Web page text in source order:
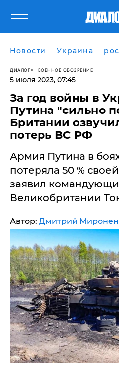
Новости Украина
ДИАЛОГ ВОЕННОЕ ОБОЗРЕНИЕ
5 июля 2023, 07:45
​За год войны в
Путина "сильно
Британии
потерь ВС РФ
Армия Путина в
потеряла 50 %
заявил
Великобритании
Автор: Дмитрий